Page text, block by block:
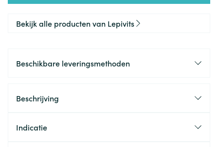
Bekijk alle producten van Lepivits
Beschikbare leveringsmethoden
Beschrijving
Indicatie